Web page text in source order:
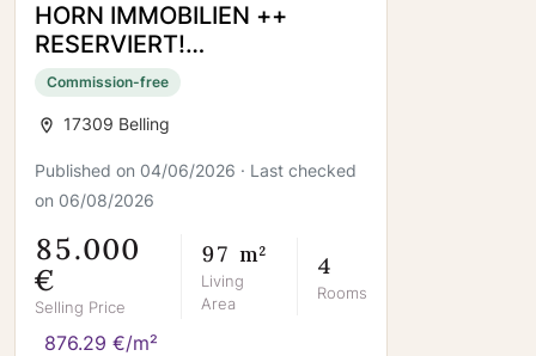
HORN IMMOBILIEN ++
RESERVIERT!
Einfamilienhaus ruhige Lage
bei Pasewalk
Commission-free
17309 Belling
Published on 04/06/2026 · Last checked
on 06/08/2026
85.000
€
Selling Price
97 m²
Living
Area
4
Rooms
876.29 €/m²